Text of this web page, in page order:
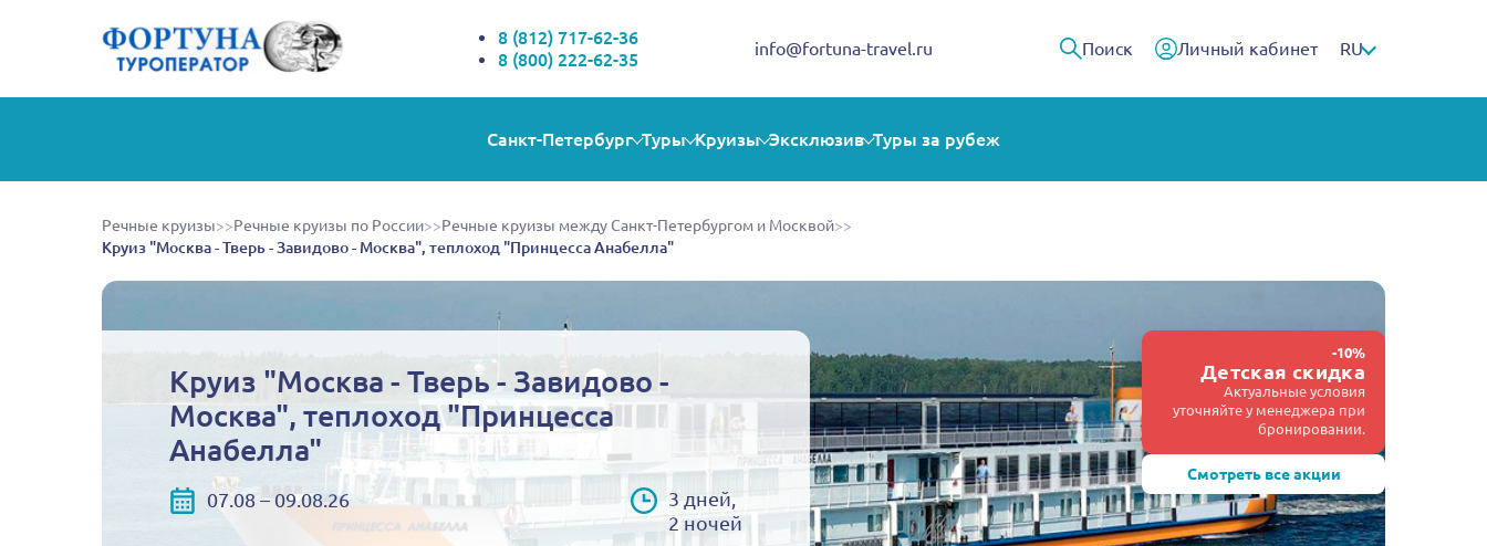
Выбираете себе увлекательную поездку? Могу помочь!
8 (812) 717-62-36
8 (800) 222-62-35
info@fortuna-travel.ru Поиск Личный кабинет RU
Санкт-Петербург Туры Круизы Эксклюзив Туры за рубеж
Речные круизы>>Речные круизы по России>>Речные круизы между Санкт-Петербургом и Москвой>>
Круиз "Москва - Тверь - Завидово - Москва", теплоход "Принцесса Анабелла"
Круиз "Москва - Тверь - Завидово -
Москва", теплоход "Принцесса
Анабелла"
07.08 – 09.08.26
3 дней,
2 ночей
-10%
Детская скидка
Актуальные условия
уточняйте у менеджера при
бронировании.
Смотреть все акции